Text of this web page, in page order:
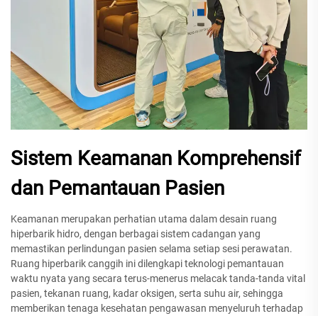
Sistem Keamanan Komprehensif
dan Pemantauan Pasien
Keamanan merupakan perhatian utama dalam desain ruang
hiperbarik hidro, dengan berbagai sistem cadangan yang
memastikan perlindungan pasien selama setiap sesi perawatan.
Ruang hiperbarik canggih ini dilengkapi teknologi pemantauan
waktu nyata yang secara terus-menerus melacak tanda-tanda vital
pasien, tekanan ruang, kadar oksigen, serta suhu air, sehingga
memberikan tenaga kesehatan pengawasan menyeluruh terhadap